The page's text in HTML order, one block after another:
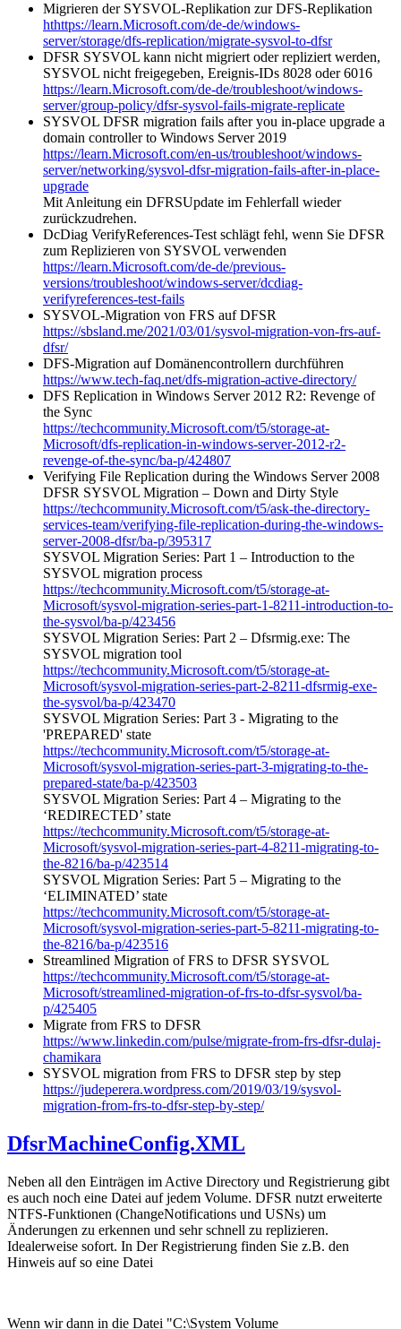
Migrieren der SYSVOL-Replikation zur DFS-Replikation
hthttps://learn.Microsoft.com/de-de/windows-
server/storage/dfs-replication/migrate-sysvol-to-dfsr
DFSR SYSVOL kann nicht migriert oder repliziert werden,
SYSVOL nicht freigegeben, Ereignis-IDs 8028 oder 6016
https://learn.Microsoft.com/de-de/troubleshoot/windows-
server/group-policy/dfsr-sysvol-fails-migrate-replicate
SYSVOL DFSR migration fails after you in-place upgrade a
domain controller to Windows Server 2019
https://learn.Microsoft.com/en-us/troubleshoot/windows-
server/networking/sysvol-dfsr-migration-fails-after-in-place-
upgrade
Mit Anleitung ein DFRSUpdate im Fehlerfall wieder
zurückzudrehen.
DcDiag VerifyReferences-Test schlägt fehl, wenn Sie DFSR
zum Replizieren von SYSVOL verwenden
https://learn.Microsoft.com/de-de/previous-
versions/troubleshoot/windows-server/dcdiag-
verifyreferences-test-fails
SYSVOL-Migration von FRS auf DFSR
https://sbsland.me/2021/03/01/sysvol-migration-von-frs-auf-
dfsr/
DFS-Migration auf Domänencontrollern durchführen
https://www.tech-faq.net/dfs-migration-active-directory/
DFS Replication in Windows Server 2012 R2: Revenge of
the Sync
https://techcommunity.Microsoft.com/t5/storage-at-
Microsoft/dfs-replication-in-windows-server-2012-r2-
revenge-of-the-sync/ba-p/424807
Verifying File Replication during the Windows Server 2008
DFSR SYSVOL Migration – Down and Dirty Style
https://techcommunity.Microsoft.com/t5/ask-the-directory-
services-team/verifying-file-replication-during-the-windows-
server-2008-dfsr/ba-p/395317
SYSVOL Migration Series: Part 1 – Introduction to the
SYSVOL migration process
https://techcommunity.Microsoft.com/t5/storage-at-
Microsoft/sysvol-migration-series-part-1-8211-introduction-to-
the-sysvol/ba-p/423456
SYSVOL Migration Series: Part 2 – Dfsrmig.exe: The
SYSVOL migration tool
https://techcommunity.Microsoft.com/t5/storage-at-
Microsoft/sysvol-migration-series-part-2-8211-dfsrmig-exe-
the-sysvol/ba-p/423470
SYSVOL Migration Series: Part 3 - Migrating to the
'PREPARED' state
https://techcommunity.Microsoft.com/t5/storage-at-
Microsoft/sysvol-migration-series-part-3-migrating-to-the-
prepared-state/ba-p/423503
SYSVOL Migration Series: Part 4 – Migrating to the
‘REDIRECTED’ state
https://techcommunity.Microsoft.com/t5/storage-at-
Microsoft/sysvol-migration-series-part-4-8211-migrating-to-
the-8216/ba-p/423514
SYSVOL Migration Series: Part 5 – Migrating to the
‘ELIMINATED’ state
https://techcommunity.Microsoft.com/t5/storage-at-
Microsoft/sysvol-migration-series-part-5-8211-migrating-to-
the-8216/ba-p/423516
Streamlined Migration of FRS to DFSR SYSVOL
https://techcommunity.Microsoft.com/t5/storage-at-
Microsoft/streamlined-migration-of-frs-to-dfsr-sysvol/ba-
p/425405
Migrate from FRS to DFSR
https://www.linkedin.com/pulse/migrate-from-frs-dfsr-dulaj-
chamikara
SYSVOL migration from FRS to DFSR step by step
https://judeperera.wordpress.com/2019/03/19/sysvol-
migration-from-frs-to-dfsr-step-by-step/
DfsrMachineConfig.XML
Neben all den Einträgen im Active Directory und Registrierung gibt
es auch noch eine Datei auf jedem Volume. DFSR nutzt erweiterte
NTFS-Funktionen (ChangeNotifications und USNs) um
Änderungen zu erkennen und sehr schnell zu replizieren.
Idealerweise sofort. In Der Registrierung finden Sie z.B. den
Hinweis auf so eine Datei
Wenn wir dann in die Datei "C:\System Volume